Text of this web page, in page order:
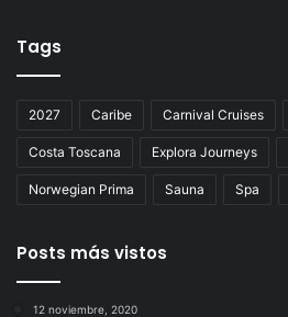
Tags
2027 Caribe Carnival Cruises
Costa Toscana Explora Journeys
Norwegian Prima Sauna Spa
Posts más vistos
12 noviembre, 2020